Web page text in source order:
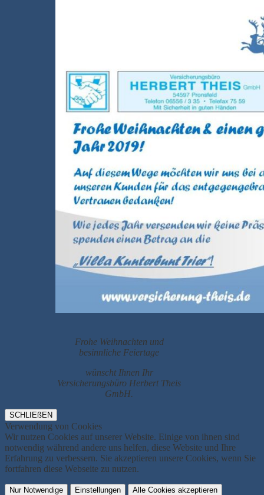
Frohe Weihnachten und
besinnliche Feiertage
wünscht Ihnen Ihr
Versicherungsbüro Herbert Theis
GmbH.
SCHLIEßEN
Verwendung von Cookies
Wir nutzen Cookies auf unserer Website. Einige von ihnen sind
notwendig während andere uns helfen, diese Website und Ihre
Erfahrung zu verbessern. Sie akzeptieren unsere Cookies, wenn Sie
fortfahren diese Webseite zu nutzen.
Nur Notwendige Einstellungen Alle Cookies akzeptieren